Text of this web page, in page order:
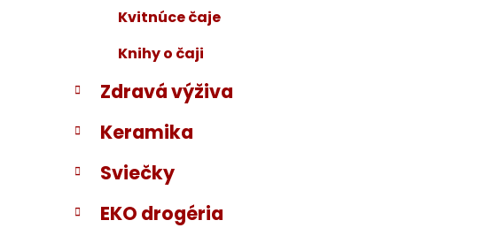
Kvitnúce čaje
Knihy o čaji
Zdravá výživa
Keramika
Sviečky
EKO drogéria